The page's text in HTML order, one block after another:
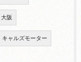
阪
キャルズモーター